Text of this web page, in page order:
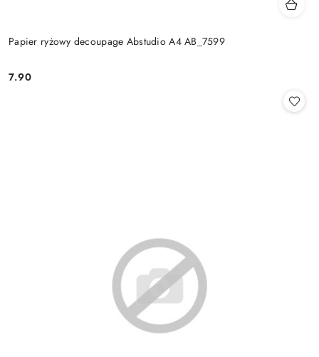
Papier ryżowy decoupage Abstudio A4 AB_7599
Cena:
7.90